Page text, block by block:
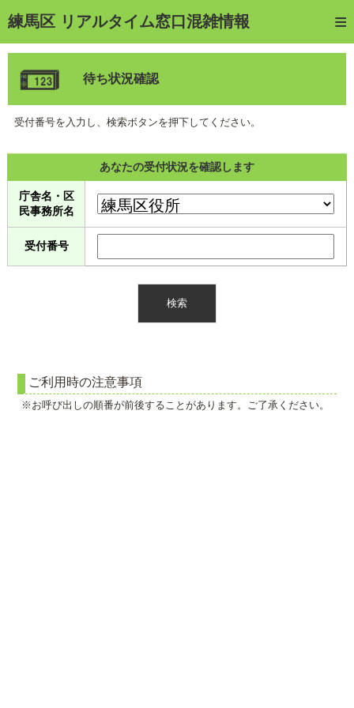
練馬区 リアルタイム窓口混雑情報
トップページ
web予約
予約確認・キャンセル
待ち状況確認
交付状況確認
メール通知登録
混雑予想カレンダー
待ち状況確認
受付番号を入力し、検索ボタンを押下してください。
あなたの受付状況を確認します
庁舎名・区
民事務所名
受付番号
ご利用時の注意事項
※お呼び出しの順番が前後することがあります。ご了承ください。